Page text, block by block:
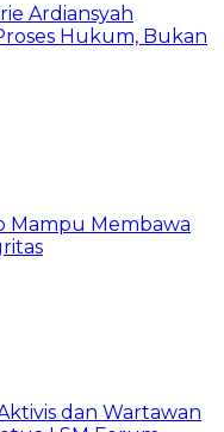
Ardiansyah
Hukum, Bukan
Mampu Membawa
dan Wartawan